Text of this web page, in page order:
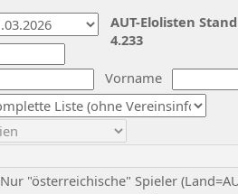
Vorname
Nur "österreichische" Spieler
AUT-Elolisten
4.233